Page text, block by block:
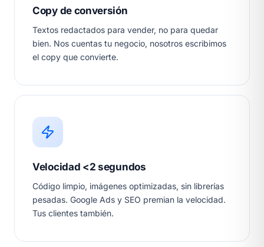
Copy de conversión
Textos redactados para vender, no para quedar
bien. Nos cuentas tu negocio, nosotros escribimos
el copy que convierte.
Velocidad <2 segundos
Código limpio, imágenes optimizadas, sin librerías
pesadas. Google Ads y SEO premian la velocidad.
Tus clientes también.